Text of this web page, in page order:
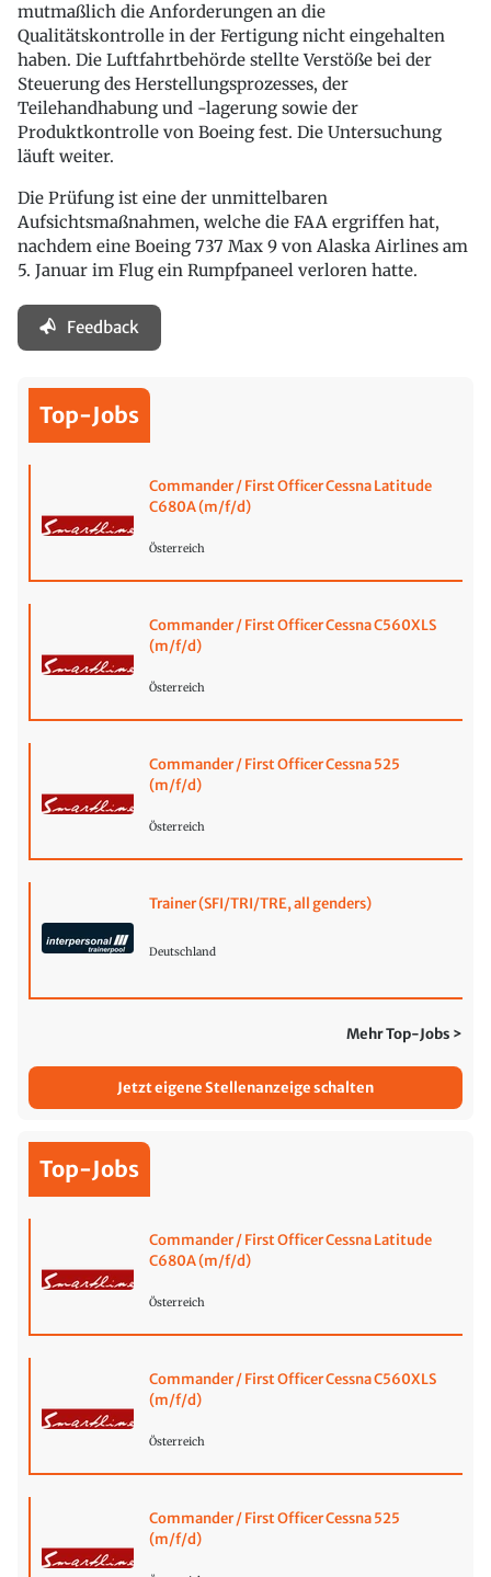
mutmaßlich die Anforderungen an die
Qualitätskontrolle in der Fertigung nicht eingehalten
haben. Die Luftfahrtbehörde stellte Verstöße bei der
Steuerung des Herstellungsprozesses, der
Teilehandhabung und -lagerung sowie der
Produktkontrolle von Boeing fest. Die Untersuchung
läuft weiter.
Die Prüfung ist eine der unmittelbaren
Aufsichtsmaßnahmen, welche die FAA ergriffen hat,
nachdem eine Boeing 737 Max 9 von Alaska Airlines am
5. Januar im Flug ein Rumpfpaneel verloren hatte.
Feedback
Top-Jobs
Commander / First Officer Cessna Latitude
C680A (m/f/d)
Österreich
Commander / First Officer Cessna C560XLS
(m/f/d)
Österreich
Commander / First Officer Cessna 525
(m/f/d)
Österreich
Trainer (SFI/TRI/TRE, all genders)
Deutschland
Mehr Top-Jobs >
Jetzt eigene Stellenanzeige schalten
Top-Jobs
Commander / First Officer Cessna Latitude
C680A (m/f/d)
Österreich
Commander / First Officer Cessna C560XLS
(m/f/d)
Österreich
Commander / First Officer Cessna 525
(m/f/d)